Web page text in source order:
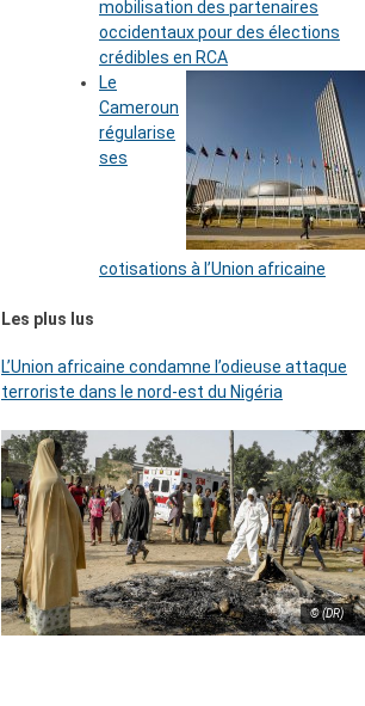
mobilisation des partenaires
occidentaux pour des élections
crédibles en RCA
Le
Cameroun
régularise
ses
cotisations à l’Union africaine
Les plus lus
L’Union africaine condamne l’odieuse attaque
terroriste dans le nord-est du Nigéria
© (DR)